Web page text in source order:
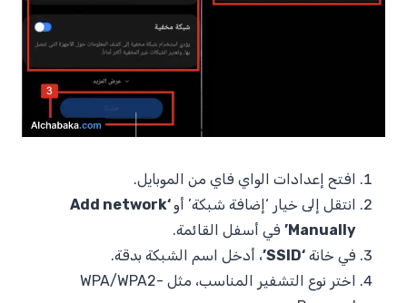
افتح إعدادات الواي فاي من الموبايل.
انتقل إلى خيار ‘إضافة شبكة’ أو ‘Add network
Manually’ في أسفل القائمة.
في خانة ‘SSID’
، أدخل اسم الشبكة بدقة.
اختر نوع التشفير المناسب، مثل WPA/WPA2-